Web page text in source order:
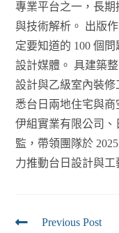
專業平台之一，長
與技術解析。 出版
定要知道的 100 個
設計媒體。 具建築
設計與乙級室內裝
悉台日兩地住宅與
伊組實業有限公司、
監，帶領團隊於
力推動台日設計與工
Previous Post